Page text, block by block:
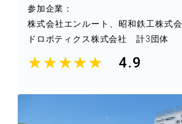
参加企業：
株式会社エンルート、昭和鉄工株式
ドロボティクス株式会社 計3団体
★★★★★ 4.9